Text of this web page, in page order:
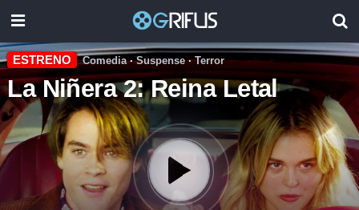
ESTRENO Comedia·Suspense·Terror
La Niñera 2: Reina Letal